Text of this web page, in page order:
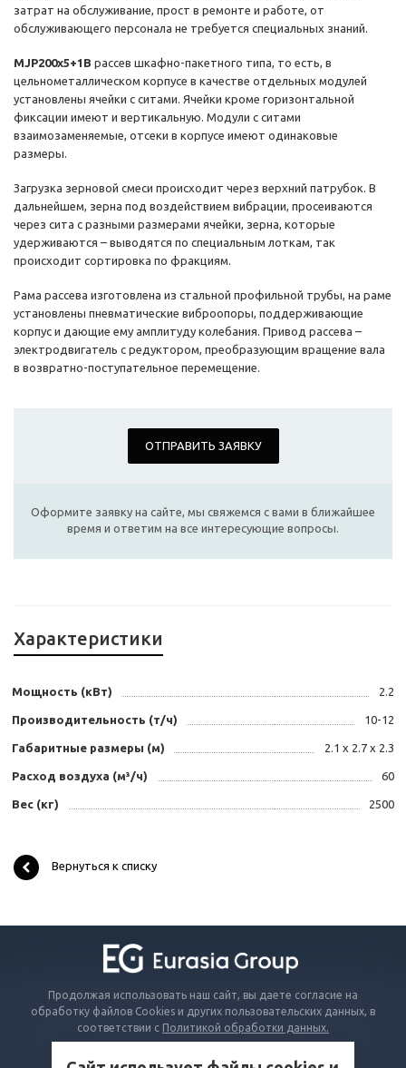
затрат на обслуживание, прост в ремонте и работе, от
обслуживающего персонала не требуется специальных знаний.
MJP200x5+1B рассев шкафно-пакетного типа, то есть, в
цельнометаллическом корпусе в качестве отдельных модулей
установлены ячейки с ситами. Ячейки кроме горизонтальной
фиксации имеют и вертикальную. Модули с ситами
взаимозаменяемые, отсеки в корпусе имеют одинаковые
размеры.
Загрузка зерновой смеси происходит через верхний патрубок. В
дальнейшем, зерна под воздействием вибрации, просеиваются
через сита с разными размерами ячейки, зерна, которые
удерживаются – выводятся по специальным лоткам, так
происходит сортировка по фракциям.
Рама рассева изготовлена из стальной профильной трубы, на раме
установлены пневматические виброопоры, поддерживающие
корпус и дающие ему амплитуду колебания. Привод рассева –
электродвигатель с редуктором, преобразующим вращение вала
в возвратно-поступательное перемещение.
ОТПРАВИТЬ ЗАЯВКУ
Оформите заявку на сайте, мы свяжемся с вами в ближайшее
время и ответим на все интересующие вопросы.
Характеристики
Мощность (кВт) 2.2
Производительность (т/ч) 10-12
Габаритные размеры (м) 2.1 x 2.7 x 2.3
Расход воздуха (м³/ч) 60
Вес (кг) 2500
Вернуться к списку
Продолжая использовать наш сайт, вы даете согласие на
обработку файлов Cookies и других пользовательских данных, в
соответствии с Политикой обработки данных.